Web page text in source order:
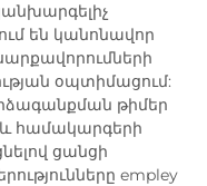
են կանոնավոր
օպտիմացում:
թիմեր
համակարգերի
ցանցի
empley